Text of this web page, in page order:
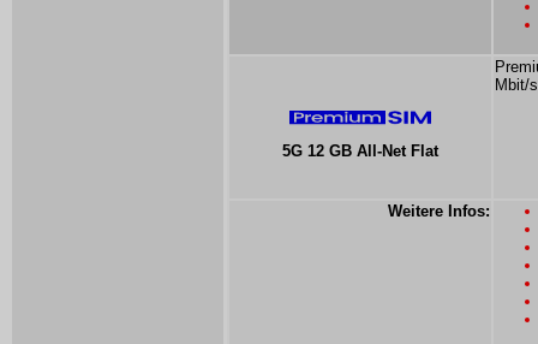
5G 12 GB All-Net Flat
Mbit/s
Weitere Infos: